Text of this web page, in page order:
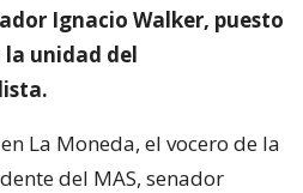
Ignacio Walker, puesto
unidad del
La Moneda, el vocero de la
del MAS, senador